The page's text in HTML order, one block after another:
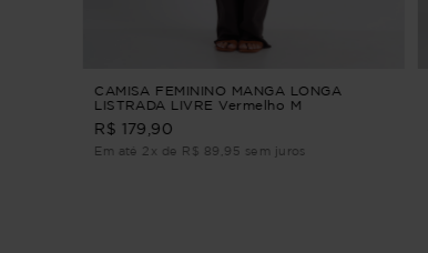
CAMISA FEMININO MANGA LONGA
LISTRADA LIVRE Vermelho M
R$ 179,90
Em até 2x de R$ 89,95 sem juros